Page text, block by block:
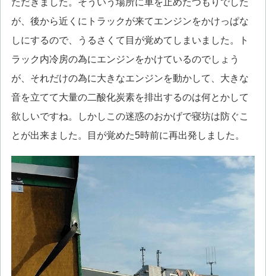
が、後から近くにトラックが来てエンジンをかけっぱな
しにするので、うるさくて目が覚めてしまいました。ト
ラック内冷房の為にエンジンをかけているのでしょう
が、それだけの為に大きなエンジンを動かして、大きな
音を立てて大量の二酸化炭素を排出するのは何とかして
欲しいですね。しかしこの迷惑のおかげで寝坊は防ぐこ
とが出来ました。目が覚めた5時前に再出発しました。